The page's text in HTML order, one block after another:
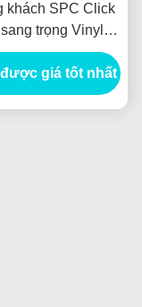
khách SPC Click
trọng Vinyl
sàn dày 6mm
được giá tốt nhất